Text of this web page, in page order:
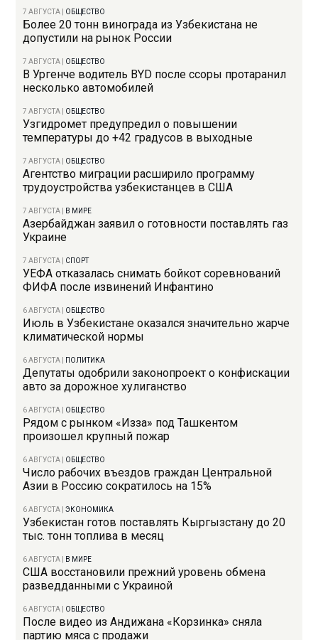
7 АВГУСТА ОБЩЕСТВО
Более 20 тонн винограда из Узбекистана не
допустили на рынок России
7 АВГУСТА ОБЩЕСТВО
В Ургенче водитель BYD после ссоры протаранил
несколько автомобилей
7 АВГУСТА ОБЩЕСТВО
Узгидромет предупредил о повышении
температуры до +42 градусов в выходные
7 АВГУСТА ОБЩЕСТВО
Агентство миграции расширило программу
трудоустройства узбекистанцев в США
7 АВГУСТА В МИРЕ
Азербайджан заявил о готовности поставлять газ
Украине
7 АВГУСТА СПОРТ
УЕФА отказалась снимать бойкот соревнований
ФИФА после извинений Инфантино
6 АВГУСТА ОБЩЕСТВО
Июль в Узбекистане оказался значительно жарче
климатической нормы
6 АВГУСТА ПОЛИТИКА
Депутаты одобрили законопроект о конфискации
авто за дорожное хулиганство
6 АВГУСТА ОБЩЕСТВО
Рядом с рынком «Изза» под Ташкентом
произошел крупный пожар
6 АВГУСТА ОБЩЕСТВО
Число рабочих въездов граждан Центральной
Азии в Россию сократилось на 15%
6 АВГУСТА |ЭКОНОМИКА
Узбекистан готов поставлять Кыргызстану до 20
тыс. тонн топлива в месяц
6 АВГУСТА В МИРЕ
США восстановили прежний уровень обмена
разведданными с Украиной
6 АВГУСТА ОБЩЕСТВО
После видео из Андижана «Корзинка» сняла
партию мяса с продажи